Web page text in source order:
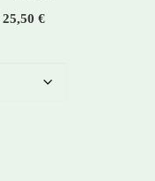
25,50 €